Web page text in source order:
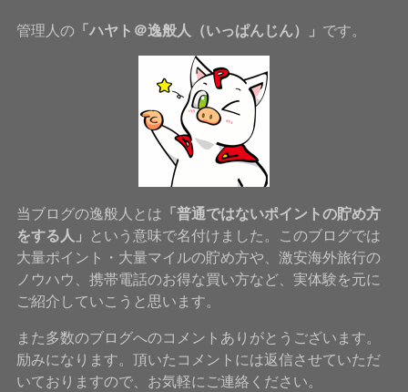
管理人の「ハヤト＠逸般人（いっぱんじん）」 です。
当ブログの逸般人とは 「普通ではないポイントの貯め方
をする人」
という意味で名付けました。このブログでは
大量ポイント・大量マイルの貯め方や、激安海外旅行の
ノウハウ、携帯電話のお得な買い方など、実体験を元に
ご紹介していこうと思います。
また多数のブログへのコメントありがとうございます。
励みになります。頂いたコメントには返信させていただ
いておりますので、お気軽にご連絡ください。